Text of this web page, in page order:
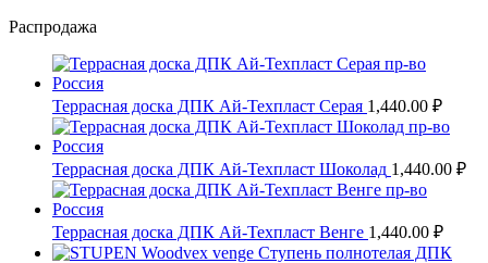
Распродажа
Террасная доска ДПК Ай-Техпласт Серая 1,440.00 ₽
Террасная доска ДПК Ай-Техпласт Шоколад 1,440.00 ₽
Террасная доска ДПК Ай-Техпласт Венге 1,440.00 ₽
Ступень полнотелая ДПК